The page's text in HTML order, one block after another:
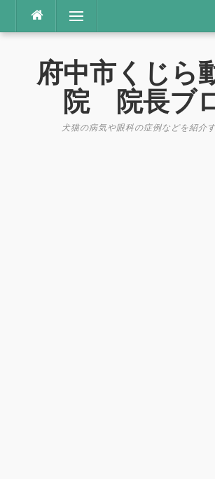
テ
メニュー
府中市くじら
院 院長ブ
犬猫の病気や眼科の症例などを紹介